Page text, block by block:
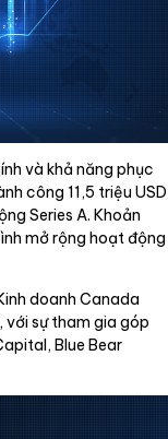
và khả năng phục
công 11,5 triệu USD
Series A. Khoản
mở rộng hoạt động
doanh Canada
sự tham gia góp
Blue Bear